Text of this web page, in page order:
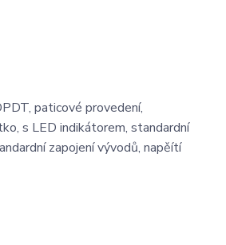
paticové provedení,
s LED indikátorem, standardní
zapojení vývodů, napěítí